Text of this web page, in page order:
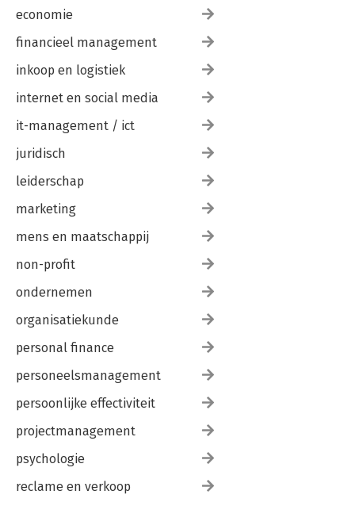
economie
financieel management
inkoop en logistiek
internet en social media
it-management / ict
juridisch
leiderschap
marketing
mens en maatschappij
non-profit
ondernemen
organisatiekunde
personal finance
personeelsmanagement
persoonlijke effectiviteit
projectmanagement
psychologie
reclame en verkoop